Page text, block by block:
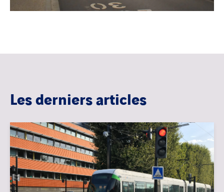
Les derniers articles